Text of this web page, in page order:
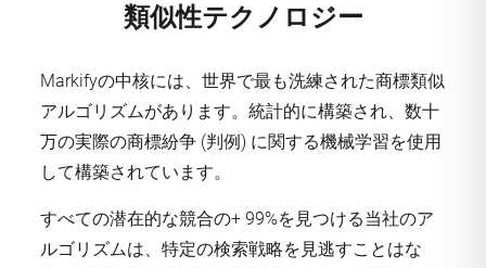
類似性テクノロジー
Markifyの中核には、世界で最も洗練された商標類似
アルゴリズムがあります。統計的に構築され、数十
万の実際の商標紛争 (判例) に関する機械学習を使用
して構築されています。
すべての潜在的な競合の+ 99%を見つける当社のア
ルゴリズムは、特定の検索戦略を見逃すことはな